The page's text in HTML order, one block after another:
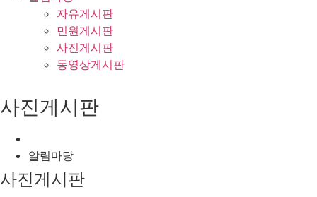
자유게시판
민원게시판
사진게시판
동영상게시판
사진게시판
알림마당
사진게시판